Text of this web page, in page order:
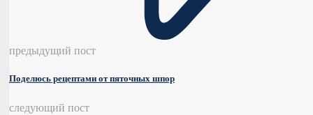
предыдущий пост
Поделюсь рецептами от пяточных шпор
следующий пост